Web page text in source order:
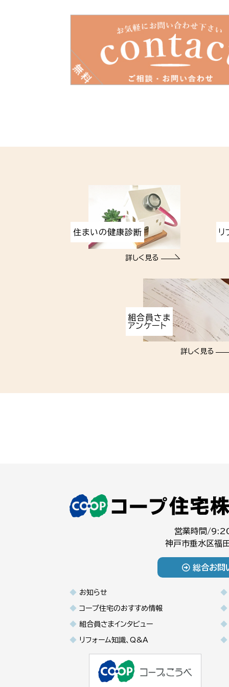
住まいの健康診断
詳しく見る
リ
組合員さま
アンケート
詳しく見る
営業時間/
神戸市垂水区福
総合お問
お知らせ
コープ住宅のおすすめ情報
組合員さまインタビュー
リフォーム知識、Q&A